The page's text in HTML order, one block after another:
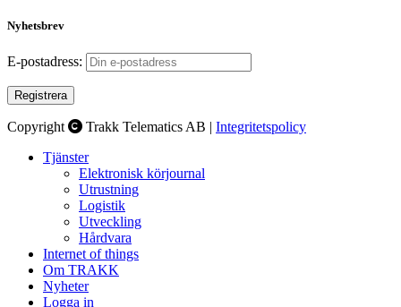
Nyhetsbrev
E-postadress:
Copyright Trakk Telematics AB | Integritetspolicy
Tjänster
Elektronisk körjournal
Utrustning
Logistik
Utveckling
Hårdvara
Internet of things
Om TRAKK
Nyheter
Logga in